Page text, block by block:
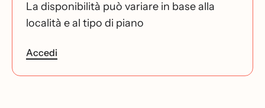
La disponibilità può variare in base alla
località e al tipo di piano
Accedi